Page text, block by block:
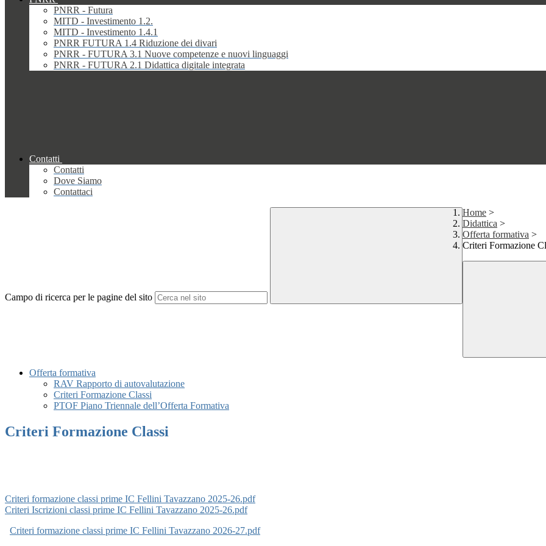
PNRR - Futura
MITD - Investimento 1.2.
MITD - Investimento 1.4.1
PNRR FUTURA 1.4 Riduzione dei divari
PNRR - FUTURA 3.1 Nuove competenze e nuovi linguaggi
PNRR - FUTURA 2.1 Didattica digitale integrata
Contatti
Contatti
Dove Siamo
Contattaci
Campo di ricerca per le pagine del sito
Home >
Didattica >
Offerta formativa >
Criteri Formazione
Offerta formativa
RAV Rapporto di autovalutazione
Criteri Formazione Classi
PTOF Piano Triennale dell’Offerta Formativa
Criteri Formazione Classi
Criteri formazione classi prime IC Fellini Tavazzano 2025-26.pdf
Criteri Iscrizioni classi prime IC Fellini Tavazzano 2025-26.pdf
Criteri formazione classi prime IC Fellini Tavazzano 2026-27.pdf